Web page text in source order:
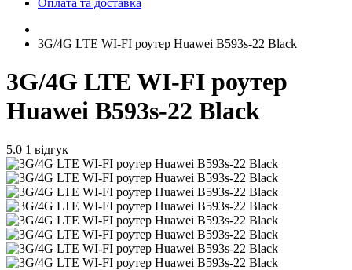
Оплата та доставка
3G/4G LTE WI-FI роутер Huawei B593s-22 Black
3G/4G LTE WI-FI роутер
Huawei B593s-22 Black
5.0 1 відгук